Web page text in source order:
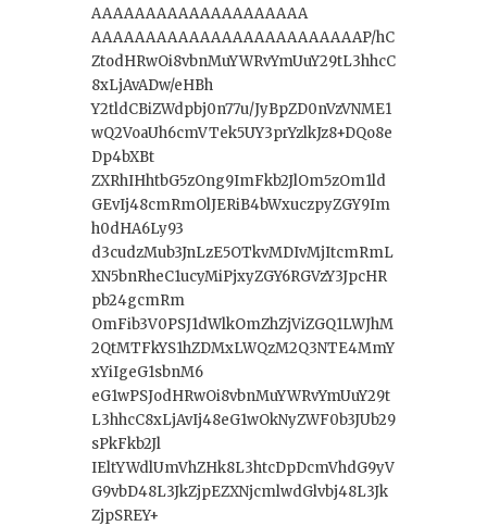
AAAAAAAAAAAAAAAAAAAA
AAAAAAAAAAAAAAAAAAAAAAAAAP/hC
ZtodHRwOi8vbnMuYWRvYmUuY29tL3hhcC
8xLjAvADw/eHBh
Y2tldCBiZWdpbj0n77u/JyBpZD0nVzVNME1
wQ2VoaUh6cmVTek5UY3prYzlkJz8+DQo8e
Dp4bXBt
ZXRhIHhtbG5zOng9ImFkb2JlOm5zOm1ld
GEvIj48cmRmOlJERiB4bWxuczpyZGY9Im
h0dHA6Ly93
d3cudzMub3JnLzE5OTkvMDIvMjItcmRmL
XN5bnRheC1ucyMiPjxyZGY6RGVzY3JpcHR
pb24gcmRm
OmFib3V0PSJ1dWlkOmZhZjViZGQ1LWJhM
2QtMTFkYS1hZDMxLWQzM2Q3NTE4MmY
xYiIgeG1sbnM6
eG1wPSJodHRwOi8vbnMuYWRvYmUuY29t
L3hhcC8xLjAvIj48eG1wOkNyZWF0b3JUb29
sPkFkb2Jl
IEltYWdlUmVhZHk8L3htcDpDcmVhdG9yV
G9vbD48L3JkZjpEZXNjcmlwdGlvbj48L3Jk
ZjpSREY+